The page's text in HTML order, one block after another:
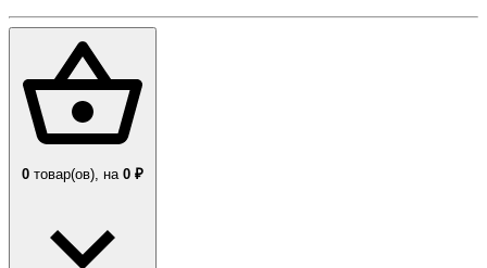
0 товар(ов), на 0 ₽